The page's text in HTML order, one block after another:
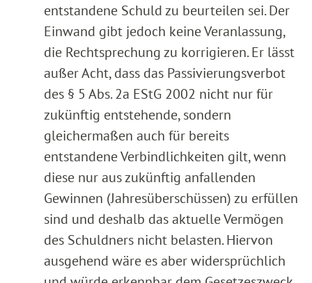
entstandene Schuld zu beurteilen sei. Der
Einwand gibt jedoch keine Veranlassung,
die Rechtsprechung zu korrigieren. Er lässt
außer Acht, dass das Passivierungsverbot
des § 5 Abs. 2a EStG 2002 nicht nur für
zukünftig entstehende, sondern
gleichermaßen auch für bereits
entstandene Verbindlichkeiten gilt, wenn
diese nur aus zukünftig anfallenden
Gewinnen (Jahresüberschüssen) zu erfüllen
sind und deshalb das aktuelle Vermögen
des Schuldners nicht belasten. Hiervon
ausgehend wäre es aber widersprüchlich